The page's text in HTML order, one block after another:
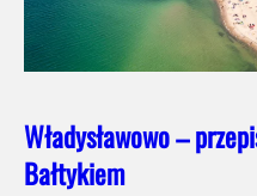
Władysławowo –
Bałtykiem